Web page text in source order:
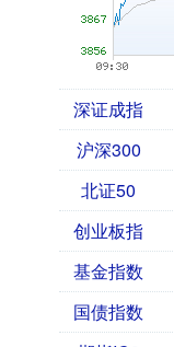
深证成指
沪深300
北证50
创业板指
基金指数
国债指数